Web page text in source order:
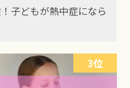
子どもが熱中症になら
3位